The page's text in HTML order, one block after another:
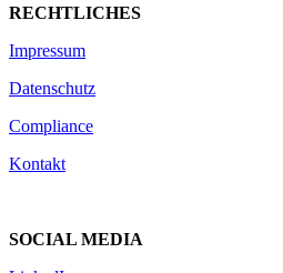
RECHTLICHES
Impressum
Datenschutz
Compliance
Kontakt
SOCIAL MEDIA